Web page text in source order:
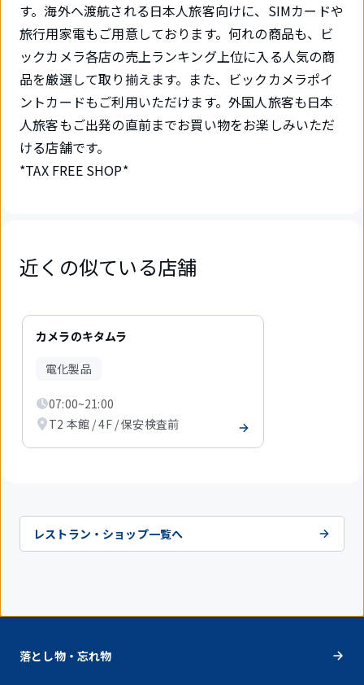
す。海外へ渡航される日本人旅客向けに、SIMカードや
旅行用家電もご用意しております。何れの商品も、ビ
ックカメラ各店の売上ランキング上位に入る人気の商
品を厳選して取り揃えます。また、ビックカメラポイ
ントカードもご利用いただけます。外国人旅客も日本
人旅客もご出発の直前までお買い物をお楽しみいただ
ける店舗です。
*TAX FREE SHOP*
近くの似ている店舗
カメラのキタムラ
電化製品
07:00~21:00
T2 本館 / 4F / 保安検査前
レストラン・ショップ一覧へ
落とし物・忘れ物